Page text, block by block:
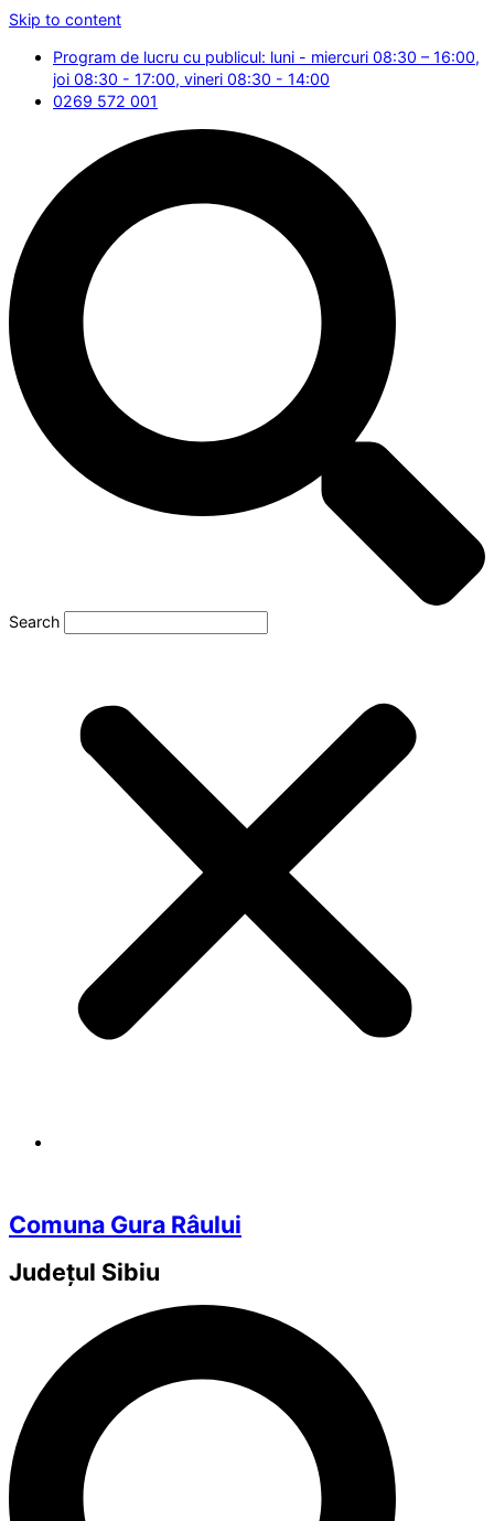
Skip to content
Program de lucru cu publicul: luni - miercuri 08:30 – 16:00,
joi 08:30 - 17:00, vineri 08:30 - 14:00
0269 572 001
Search
Comuna Gura Râului
Județul Sibiu